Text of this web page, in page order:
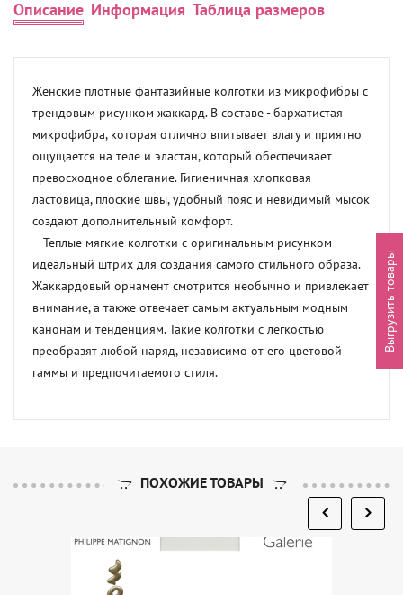
Описание Информация Таблица размеров
Женские плотные фантазийные колготки из микрофибры с
трендовым рисунком жаккард. В составе - бархатистая
микрофибра, которая отлично впитывает влагу и приятно
ощущается на теле и эластан, который обеспечивает
превосходное облегание. Гигиеничная хлопковая
ластовица, плоские швы, удобный пояс и невидимый мысок
создают дополнительный комфорт.
идеальный штрих для создания самого стильного образа.
Жаккардовый орнамент смотрится необычно и привлекает
внимание, а также отвечает самым актуальным модным
канонам и тенденциям. Такие колготки с легкостью
преобразят любой наряд, независимо от его цветовой
гаммы и предпочитаемого стиля.
ПОХОЖИЕ ТОВАРЫ
Выгрузить товары